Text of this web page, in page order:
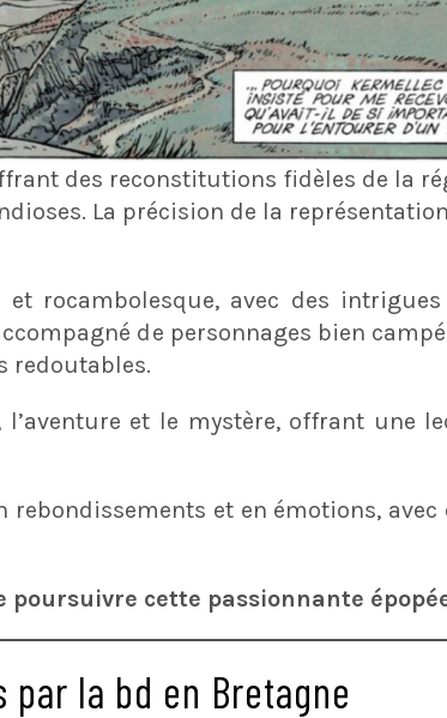
des reconstitutions fidèles de la
La précision de la
rocambolesque, avec des
de personnages bien
redoutables.
et le mystère, offrant une
rebondissements et en émotions,
cette passionnante
la bd en Bretagne